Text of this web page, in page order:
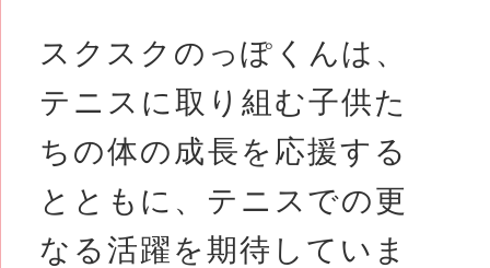
スクスクのっぽくんは、
テニスに取り組む子供た
ちの体の成長を応援する
とともに、テニスでの更
なる活躍を期待していま